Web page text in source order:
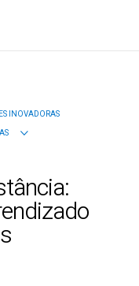
INOVADORAS